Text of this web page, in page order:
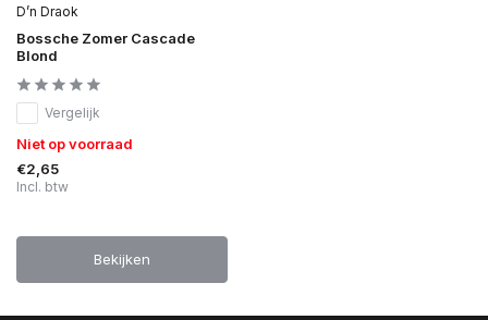
D’n Draok
Bossche Zomer Cascade
Blond
Vergelijk
Niet op voorraad
€2,65
Incl. btw
Bekijken